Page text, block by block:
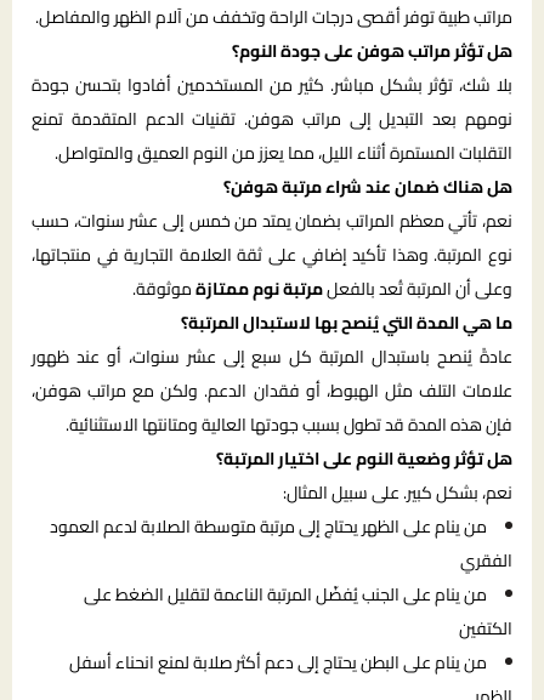
مراتب طبية توفر أقصى درجات الراحة وتخفف من آلام الظهر والمفاصل.
هل تؤثر مراتب هوفن على جودة النوم؟
بلا شك، تؤثر بشكل مباشر. كثير من المستخدمين أفادوا بتحسن جودة
نومهم بعد التبديل إلى مراتب هوفن. تقنيات الدعم المتقدمة تمنع
التقلبات المستمرة أثناء الليل، مما يعزز من النوم العميق والمتواصل.
هل هناك ضمان عند شراء مرتبة هوفن؟
نعم، تأتي معظم المراتب بضمان يمتد من خمس إلى عشر سنوات، حسب
نوع المرتبة. وهذا تأكيد إضافي على ثقة العلامة التجارية في منتجاتها،
وعلى أن المرتبة تُعد بالفعلمرتبة نوم ممتازةموثوقة.
ما هي المدة التي يُنصح بها لاستبدال المرتبة؟
عادةً يُنصح باستبدال المرتبة كل سبع إلى عشر سنوات، أو عند ظهور
علامات التلف مثل الهبوط، أو فقدان الدعم. ولكن مع مراتب هوفن،
فإن هذه المدة قد تطول بسبب جودتها العالية ومتانتها الاستثنائية.
هل تؤثر وضعية النوم على اختيار المرتبة؟
نعم، بشكل كبير. على سبيل المثال:
من ينام على الظهر يحتاج إلى مرتبة متوسطة الصلابة لدعم العمود
الفقري
من ينام على الجنب يُفضّل المرتبة الناعمة لتقليل الضغط على
الكتفين
من ينام على البطن يحتاج إلى دعم أكثر صلابة لمنع انحناء أسفل